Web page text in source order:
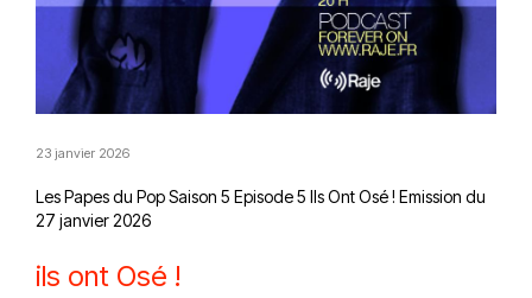
23 janvier 2026
Les Papes du Pop Saison 5 Episode 5 Ils Ont Osé ! Emission du
27 janvier 2026
ils ont Osé !